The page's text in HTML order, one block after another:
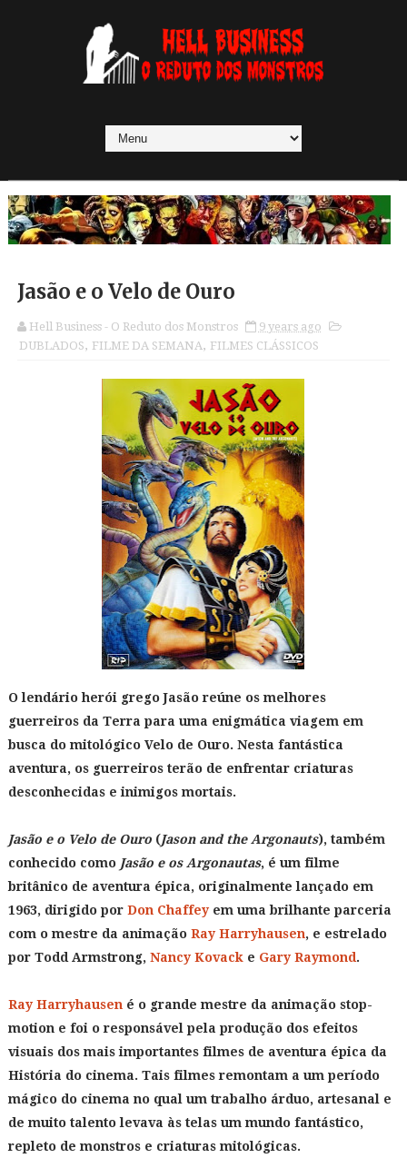
Jasão e o Velo de Ouro
Hell Business - O Reduto dos Monstros
9 years ago
DUBLADOS, FILME DA SEMANA, FILMES CLÁSSICOS
O lendário herói grego Jasão reúne os melhores
guerreiros da Terra para uma enigmática viagem em
busca do mitológico Velo de Ouro. Nesta fantástica
aventura, os guerreiros terão de enfrentar criaturas
desconhecidas e inimigos mortais.
Jasão e o Velo de Ouro (Jason and the Argonauts), também
conhecido como Jasão e os Argonautas, é um filme
britânico de aventura épica, originalmente lançado em
1963, dirigido por Don Chaffeyem uma brilhante parceria
com o mestre da animação Ray Harryhausen, e estrelado
por Todd Armstrong, Nancy Kovack e Gary Raymond.
Ray Harryhausen é o grande mestre da animação stop-
motion e foi o responsável pela produção dos efeitos
visuais dos mais importantes filmes de aventura épica da
História do cinema. Tais filmes remontam a um período
mágico do cinema no qual um trabalho árduo, artesanal e
de muito talento levava às telas um mundo fantástico,
repleto de monstros e criaturas mitológicas.